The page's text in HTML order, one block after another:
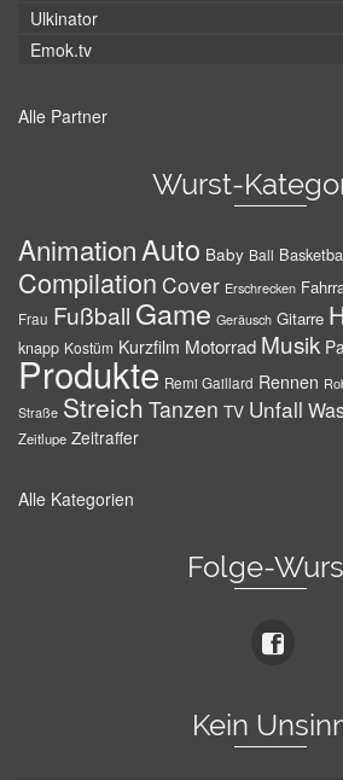
Ulkinator
Emok.tv
Alle Partner
Wurst-
AnimationAuto Baby Ball
Compilation Cover Erschrecken
Frau Fußball Game Geräusch Gitarre
knapp Kostüm Kurzfilm Motorrad Musik
Produkte Remi Gaillard Rennen
Straße Streich Tanzen TV Unfall
Zeitlupe Zeitraffer
Alle Kategorien
Folge-
Kein